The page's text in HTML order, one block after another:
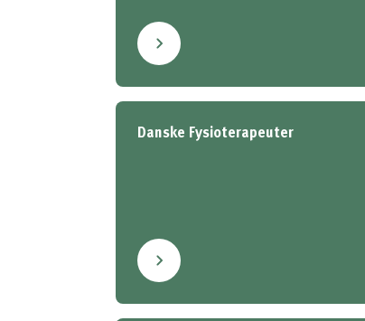
Danske Fysioterapeuter